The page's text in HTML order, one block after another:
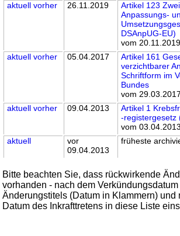
aktuell vorher 26.11.2019
Artikel 123
Anpassungs-
DSAnpUG-EU)
vom
aktuell vorher 05.04.2017
Artikel 161
verzichtbarer
Schriftform im
Bundes
vom
aktuell vorher 09.04.2013
Artikel 1
-registergesetz
vom
aktuell
vor
09.04.2013
früheste
Bitte beachten Sie, dass rückwirkende
vorhanden - nach dem
Änderungstitels (Datum in Klammern) und
Datum des Inkrafttretens in diese Liste